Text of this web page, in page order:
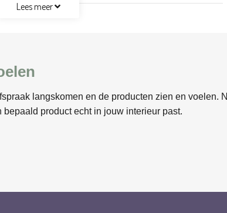
Lees meer
langskomen en de producten zien en
product echt in jouw interieur past.